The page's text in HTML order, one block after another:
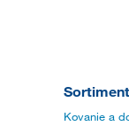
Sortiment
Kovanie a